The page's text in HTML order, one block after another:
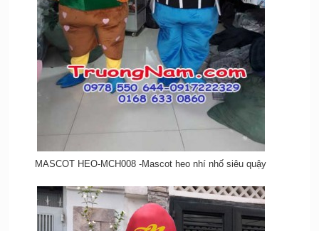
MASCOT HEO-MCH008 -Mascot heo nhí nhố siêu quậy